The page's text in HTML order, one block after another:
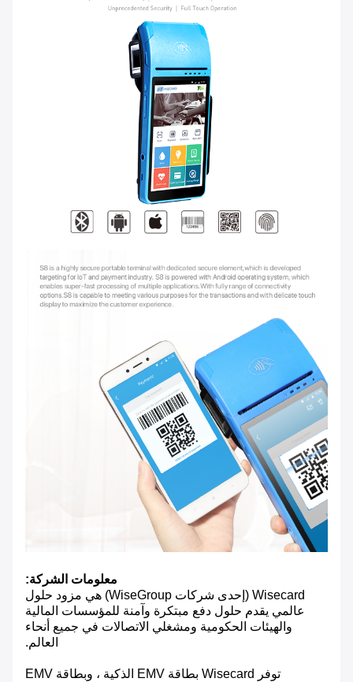
معلومات الشركة:
Wisecard (إحدى شركات WiseGroup) هي مزود حلول
عالمي يقدم حلول دفع مبتكرة وآمنة للمؤسسات المالية
والهيئات الحكومية ومشغلي الاتصالات في جميع أنحاء
العالم.
توفر Wisecard بطاقة EMV الذكية ، وبطاقة EMV